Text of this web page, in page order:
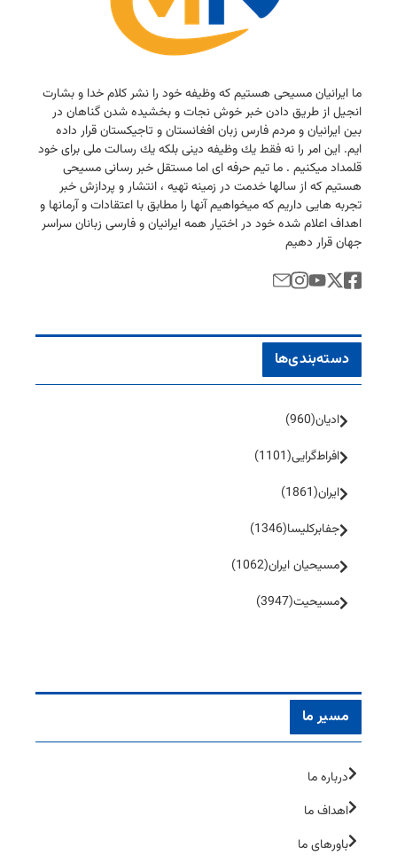
ما ایرانیان مسیحی هستیم كه وظیفه خود را نشر كلام خدا و بشارت
انجیل از طریق دادن خبر خوش نجات و بخشیده شدن گناهان در
بین ایرانیان و مردم فارس زبان افغانستان و تاجیكستان قرار داده
ایم. این امر را نه فقط یك وظیفه دینی بلكه یك رسالت ملی برای خود
قلمداد میكنیم . ما تیم حرفه ای اما مستقل خبر رسانی مسیحی
هستیم كه از سالها خدمت در زمینه تهیه ، انتشار و پردازش خبر
تجربه هایی داریم كه میخواهیم آنها را مطابق با اعتقادات و آرمانها و
اهداف اعلام شده خود در اختیار همه ایرانیان و فارسی زبانان سراسر
جهان قرار دهیم
دسته‌بندی‌ها
ادیان(960)
افراط‌گرایی(1101)
ایران(1861)
جفا‌بر‌کلیسا(1346)
مسیحیان ایران(1062)
مسیحیت(3947)
مسیر ما
درباره ما
اهداف ما
باورهای ما